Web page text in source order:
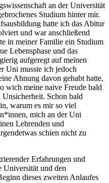
an der Universität
Studium hinter mir.
hatte ich das Abitur
und war anschließend
in meiner Familie ein Studium
Lebensphase und das
aufgeregt auf meinen
Uni musste ich jedoch
Ahnung davon gehabt hatte,
wich meine naive Freude bald
Schon bald
warum es mir so viel
mich an der Uni
Lehrenden und
schien nicht zu
Erfahrungen und
Universität und den
dieses zweiten Anlaufes